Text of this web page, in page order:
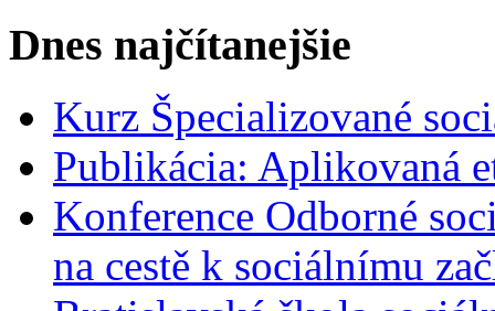
Dnes najčítanejšie
Kurz Špecializované
Publikácia: Aplikovaná
Konference Odborné
na cestě k sociálnímu